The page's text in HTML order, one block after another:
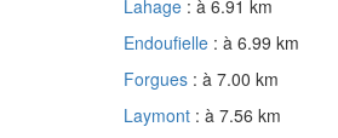
Lahage : à 6.91 km
Endoufielle : à 6.99 km
Forgues : à 7.00 km
Laymont : à 7.56 km